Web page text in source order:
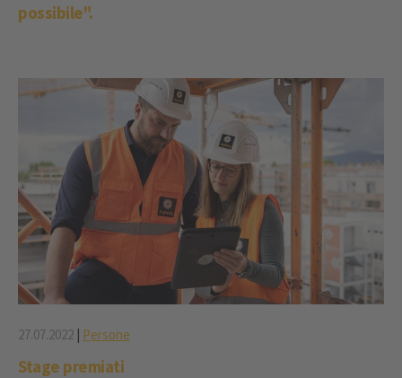
possibile".
27.07.2022 | Persone
Stage premiati